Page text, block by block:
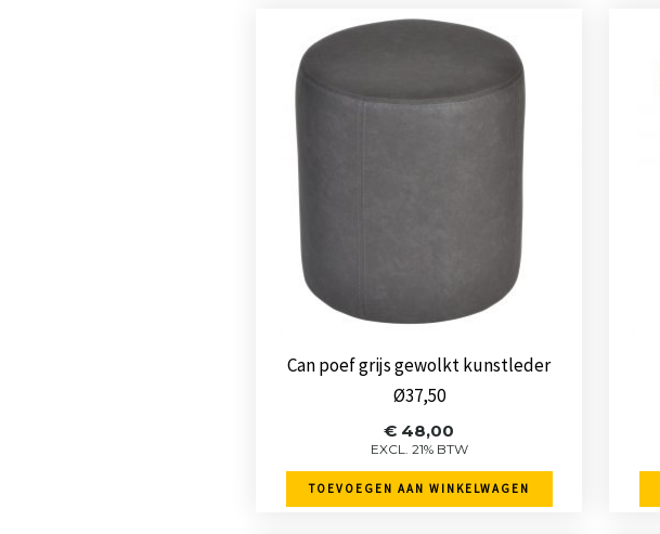
Can poef grijs gewolkt kunstleder
Ø37,50
€ 48,00
EXCL. 21% BTW
TOEVOEGEN AAN WINKELWAGEN